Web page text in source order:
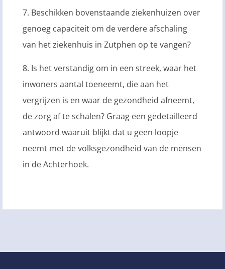
7. Beschikken bovenstaande ziekenhuizen over
genoeg capaciteit om de verdere afschaling
van het ziekenhuis in Zutphen op te vangen?
8. Is het verstandig om in een streek, waar het
inwoners aantal toeneemt, die aan het
vergrijzen is en waar de gezondheid afneemt,
de zorg af te schalen? Graag een gedetailleerd
antwoord waaruit blijkt dat u geen loopje
neemt met de volksgezondheid van de mensen
in de Achterhoek.